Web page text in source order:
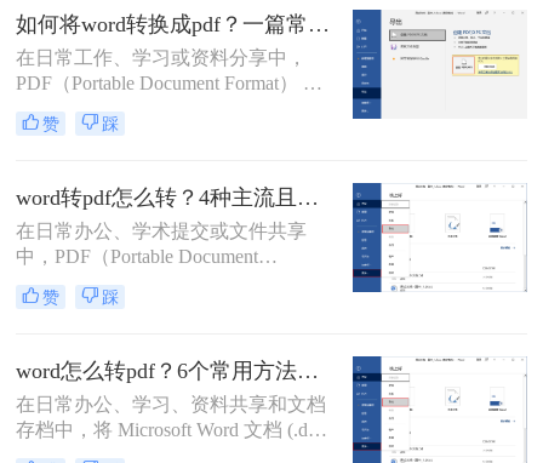
错乱问题。那么word如何转pdf呢？本
文将详细介绍5种高效且常用的Word
转PDF方法，帮助用户根据实际需求
选择最合适的方式。
如何将word转换成pdf？一篇常用方法详解！
在日常工作、学习或资料分享中，
PDF（Portable Document Format） 因
其格式固定、兼容性强、易于打印和
加密等优点，成为文件传输和存档的
或 .doc） 则是我们编辑文档的主要工
具。将 Word 转换成 PDF 是一项非常
高频且实用的操作。那么如何将word
转换成pdf呢？本文将详细介绍几种主
流、安全且高效的转换方法。
赞 踩
word转pdf怎么转？4种主流且高效方法详解！
在日常办公、学术提交或文件共享
中，PDF（Portable Document
Format，便携式文档格式）因其卓越
的跨平台一致性、不易编辑的特性和
首选。而Microsoft Word则是我们创作
和编辑文档最常用的工具。因此，掌
握如何将Word文档完美地转换为
PDF，是每个现代办公人士和学生的
赞 踩
word怎么转pdf？6个常用方法详解！
在日常办公、学习、资料共享和文档
存档中，将 Microsoft Word 文档 (.doc,
.docx) 转换为 PDF (Portable Document